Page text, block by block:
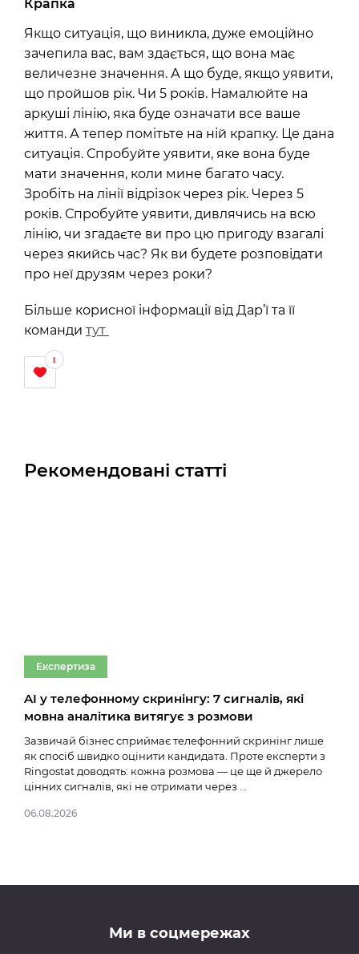
Крапка
Якщо ситуація, що виникла, дуже емоційно
зачепила вас, вам здається, що вона має
величезне значення. А що буде, якщо уявити,
що пройшов рік. Чи 5 років. Намалюйте на
аркуші лінію, яка буде означати все ваше
життя. А тепер помітьте на ній крапку. Це дана
ситуація. Спробуйте уявити, яке вона буде
мати значення, коли мине багато часу.
Зробіть на лінії відрізок через рік. Через 5
років. Спробуйте уявити, дивлячись на всю
лінію, чи згадаєте ви про цю пригоду взагалі
через якийсь час? Як ви будете розповідати
про неї друзям через роки?
Більше корисної інформації від Дар’ї та її
команди тут
1
Рекомендовані статті
Експертиза
AI у телефонному скринінгу: 7 сигналів, які
мовна аналітика витягує з розмови
Зазвичай бізнес сприймає телефонний скринінг лише
як спосіб швидко оцінити кандидата. Проте експерти з
Ringostat доводять: кожна розмова — це ще й джерело
цінних сигналів, які не отримати через ...
06.08.2026
Ми в соцмережах